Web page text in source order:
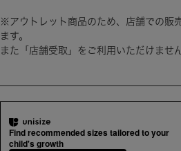
※アウトレット商品のため、店舗での販
ます。
また「店舗受取」をご利用いただけませ
Find recommended sizes tailored to your
child's growth